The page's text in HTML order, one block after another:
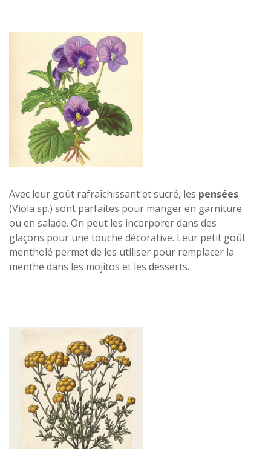
Avec leur goût rafraîchissant et sucré, les pensées
(Viola sp.) sont parfaites pour manger en garniture
ou en salade. On peut les incorporer dans des
glaçons pour une touche décorative. Leur petit goût
mentholé permet de les utiliser pour remplacer la
menthe dans les mojitos et les desserts.